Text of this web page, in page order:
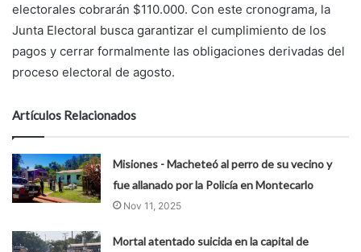
electorales cobrarán $110.000. Con este cronograma, la
Junta Electoral busca garantizar el cumplimiento de los
pagos y cerrar formalmente las obligaciones derivadas del
proceso electoral de agosto.
Artículos Relacionados
Misiones - Macheteó al perro de su vecino y
fue allanado por la Policía en Montecarlo
Nov 11, 2025
Mortal atentado suicida en la capital de